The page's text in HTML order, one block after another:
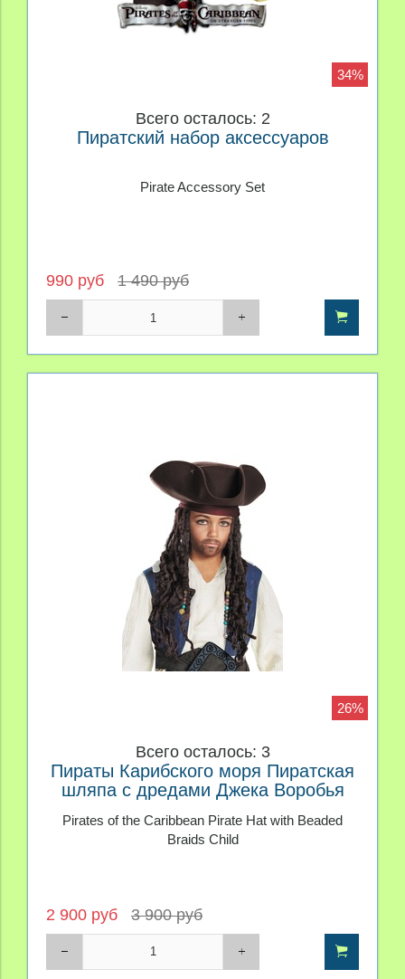
34%
Всего осталось: 2
Пиратский набор аксессуаров
Pirate Accessory Set
990 руб 1 490 руб
26%
Всего осталось: 3
Пираты Карибского моря Пиратская
шляпа с дредами Джека Воробья
Pirates of the Caribbean Pirate Hat with Beaded
Braids Child
2 900 руб 3 900 руб